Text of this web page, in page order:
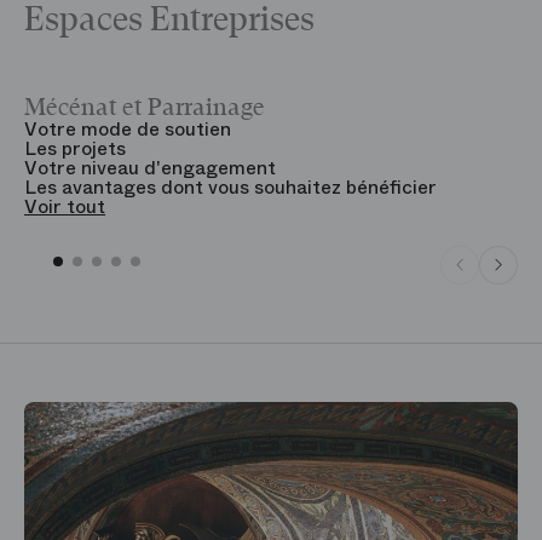
Espaces Entreprises
Mécénat et Parrainage
Votre mode de soutien
Les projets
Votre niveau d'engagement
Les avantages dont vous souhaitez bénéficier
Voir tout